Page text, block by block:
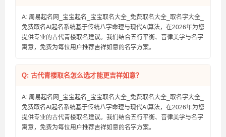
A: 周易起名网_宝宝起名_宝宝取名大全_免费取名大全_取名字大全_
免费取名AI起名系统基于传统八字命理与现代AI算法，在2026年为您
提供专业的古代青楼取名建议。我们结合五行平衡、音律美学与名字
寓意，免费为每位用户推荐吉祥如意的名字方案。
Q: 古代青楼取名怎么选才能更吉祥如意？
A: 周易起名网_宝宝起名_宝宝取名大全_免费取名大全_取名字大全_
免费取名AI起名系统基于传统八字命理与现代AI算法，在2026年为您
提供专业的古代青楼取名建议。我们结合五行平衡、音律美学与名字
寓意，免费为每位用户推荐吉祥如意的名字方案。